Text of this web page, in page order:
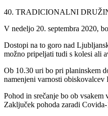
40. TRADICIONALNI
V nedeljo 20. septembra 2020,
Dostopi na to goro nad
možno pripeljati tudi s kolesi ali
Ob 10.30 uri bo pri planinskem
namenjeni varnosti obiskovalcev
Pohod in srečanje bo ob
Zaključek pohoda zaradi